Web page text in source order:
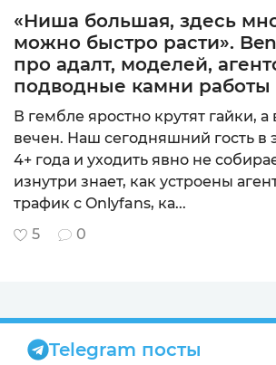
«Ниша большая, здесь
можно быстро расти».
про адалт, моделей,
подводные камни работы
В гембле яростно крутят гайки, а
вечен. Наш сегодняшний гость в
4+ года и уходить явно не
изнутри знает, как устроены
трафик с Onlyfans, ка...
5
0
Telegram посты